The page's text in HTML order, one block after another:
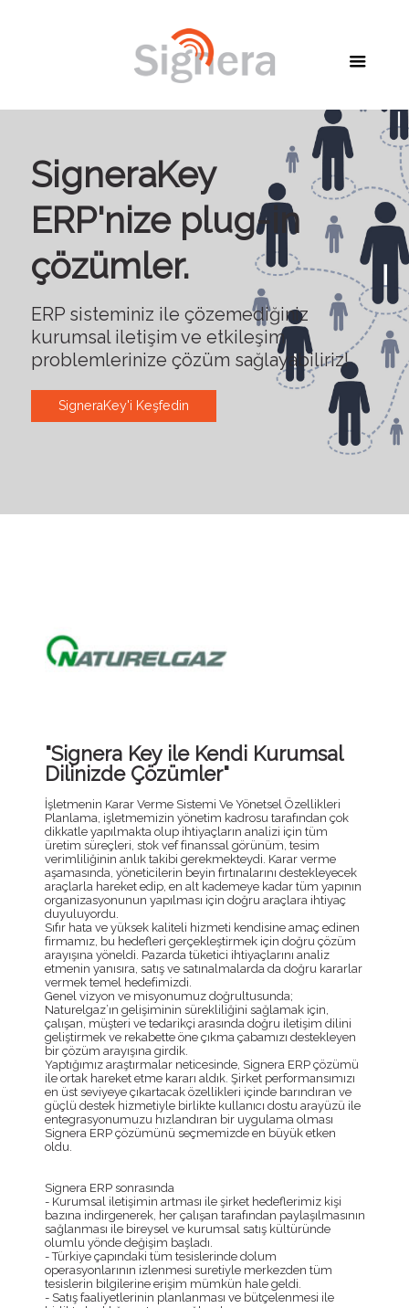
SigneraKey
ERP'nize plug-in
çözümler.
ERP sisteminiz ile çözemediğiniz
kurumsal iletişim ve etkileşim
problemlerinize çözüm sağlayabiliriz!
SigneraKey'i Keşfedin
"Signera Key ile Kendi Kurumsal
Dilinizde Çözümler"
İşletmenin Karar Verme Sistemi Ve Yönetsel Özellikleri
Planlama, işletmemizin yönetim kadrosu tarafından çok
dikkatle yapılmakta olup ihtiyaçların analizi için tüm
üretim süreçleri, stok vef finanssal görünüm, tesim
verimliliğinin anlık takibi gerekmekteydi. Karar verme
aşamasında, yöneticilerin beyin fırtınalarını destekleyecek
araçlarla hareket edip, en alt kademeye kadar tüm yapının
organizasyonunun yapılması için doğru araçlara ihtiyaç
duyuluyordu.
Sıfır hata ve yüksek kaliteli hizmeti kendisine amaç edinen
firmamız, bu hedefleri gerçekleştirmek için doğru çözüm
arayışına yöneldi. Pazarda tüketici ihtiyaçlarını analiz
etmenin yanısıra, satış ve satınalmalarda da doğru kararlar
vermek temel hedefimizdi.
Genel vizyon ve misyonumuz doğrultusunda;
Naturelgaz’ın gelişiminin sürekliliğini sağlamak için,
çalışan, müşteri ve tedarikçi arasında doğru iletişim dilini
geliştirmek ve rekabette öne çıkma çabamızı destekleyen
bir çözüm arayışına girdik.
Yaptığımız araştırmalar neticesinde, Signera ERP çözümü
ile ortak hareket etme kararı aldık. Şirket performansımızı
en üst seviyeye çıkartacak özellikleri içinde barındıran ve
güçlü destek hizmetiyle birlikte kullanıcı dostu arayüzü ile
entegrasyonumuzu hızlandıran bir uygulama olması
Signera ERP çözümünü seçmemizde en büyük etken
oldu.
Signera ERP sonrasında
- Kurumsal iletişimin artması ile şirket hedeflerimiz kişi
bazına indirgenerek, her çalışan tarafından paylaşılmasının
sağlanması ile bireysel ve kurumsal satış kültüründe
olumlu yönde değişim başladı.
- Türkiye çapındaki tüm tesislerinde dolum
operasyonlarının izlenmesi suretiyle merkezden tüm
tesislerin bilgilerine erişim mümkün hale geldi.
- Satış faaliyetlerinin planlanması ve bütçelenmesi ile